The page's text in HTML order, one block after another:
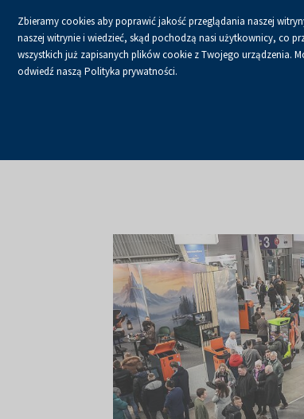
Zbieramy cookies aby poprawić jakość przeglądania naszej
naszej witrynie i wiedzieć, skąd pochodzą nasi użytkownicy, co
wszystkich już zapisanych plików cookie z Twojego urządzenia.
odwiedź naszą Polityka prywatności.